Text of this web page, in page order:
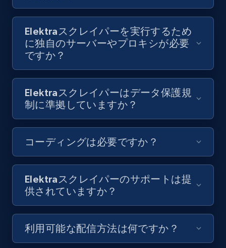
Youtube - Videos posts - Collect YouTube
URL, Title, Youtuber, Youtuber md5, Video url,
Video length, Likes, Views, and more.
8K+ 713+ 無料トライアル
by Explore page URL
Video length, Likes, Views, and more.
8K+ 713+
Youtube - Videos posts - Discovery videos
Elektraスクレイパーを実行するため
に独自のサーバーやプロキシが必要
ですか？
Elektraスクレイパーはデータ保護規
制に準拠していますか？
コーディングは必要ですか？
Elektraスクレイパーのサポートは提
供されていますか？
利用可能な配信方法は何ですか？